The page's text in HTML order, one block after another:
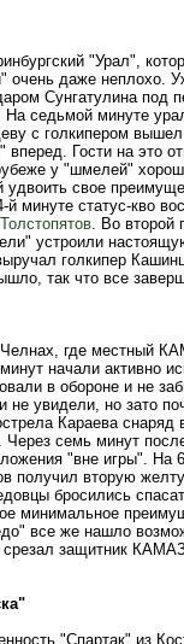
"Урал",
даже неплохо.
Сунгатулина под
седьмой минуте
с голкипером вышел
Гости на это
у "шмелей"
свое
минуте статус-кво
. Во второй
устроили
голкипер
так что все
где местный
начали активно
в обороне и не
не увидели, но зато
Караева снаряд
Через семь минут
"вне игры".
получил вторую
бросились
минимальное
все же нашло
срезал защитник
"Спартак" из